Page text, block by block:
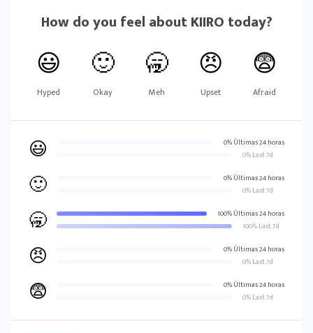
How do you feel aboutKIIRO today?
😃
Hyped
🙂
Okay
🥱
Meh
😠
Upset
😨
Afraid
😃
0% Últimas 24 horas
0% Last 7d
🙂
0% Últimas 24 horas
0% Last 7d
🥱
100% Últimas 24 horas
100% Last 7d
😠
0% Últimas 24 horas
0% Last 7d
😨
0% Últimas 24 horas
0% Last 7d